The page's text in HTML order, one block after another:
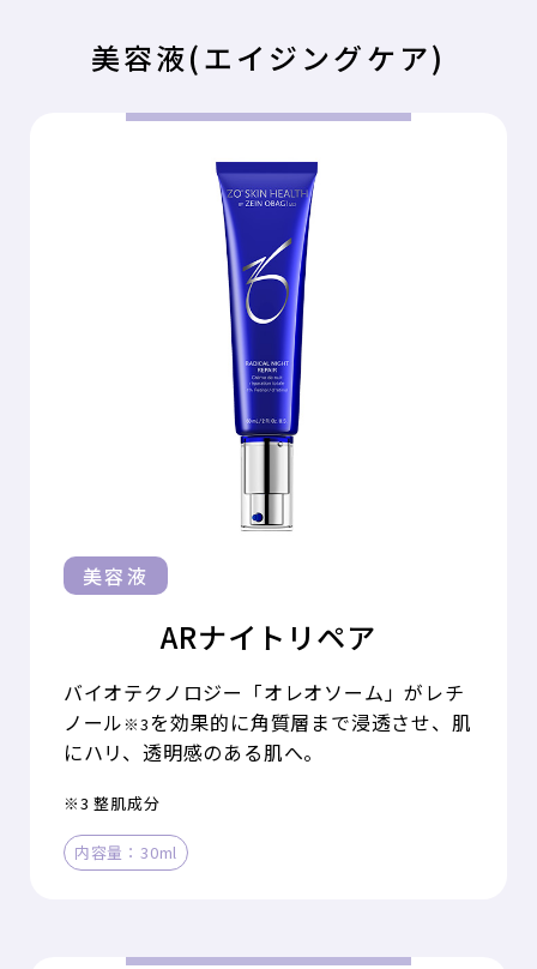
美容液(エイジングケア)
美容液
ARナイトリペア
バイオテクノロジー「オレオソーム」がレチ
ノール※3を効果的に角質層まで浸透させ、肌
にハリ、透明感のある肌へ。
※3 整肌成分
内容量：30ml